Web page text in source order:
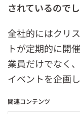
されているのでし
全社的にはクリ
トが定期的に開
業員だけでなく
イベントを企画し
関連コンテンツ